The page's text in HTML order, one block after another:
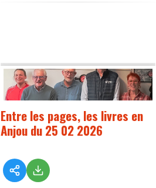
Entre les pages, les livres en
Anjou du 25 02 2026